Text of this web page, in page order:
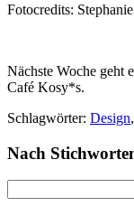
Fotocredits:
Nächste Woche geht
Café Kosy*s.
Schlagwörter: Design,
Nach